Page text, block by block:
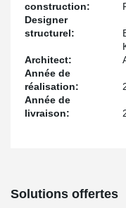
construction:
Designer
structurel:
Architect:
Année de
réalisation:
Année de
livraison:
Solutions offertes